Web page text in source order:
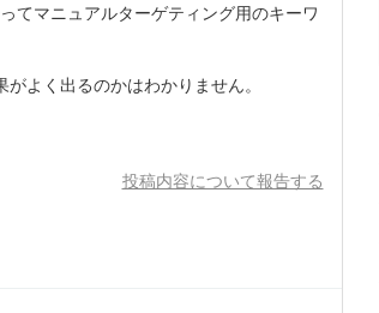
てマニュアルターゲティング用のキーワ
よく出るのかはわかりません。
投稿内容について報告する